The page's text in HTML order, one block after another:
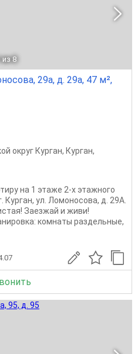
из 8
29а, д. 29а, 47 м²,
округ Курган, Курган,
на 1 этаже 2-х этажного
Курган, ул. Ломоносова, д. 29А.
Заезжай и живи!
комнаты раздельные,